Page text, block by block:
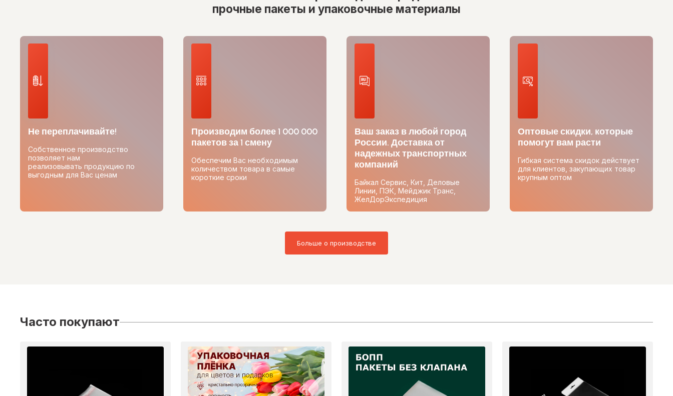
прочные пакеты и упаковочные материалы
Не переплачивайте!
Собственное производство
позволяет нам
реализовывать продукцию по
выгодным для Вас ценам
Производим более 1 000 000
пакетов за 1 смену
Обеспечим Вас необходимым
количеством товара в самые
короткие сроки
Ваш заказ в любой город
России. Доставка от
надежных транспортных
компаний
Байкал Сервис, Кит, Деловые
Линии, ПЭК, Мейджик Транс,
ЖелДорЭкспедиция
Оптовые скидки, которые
помогут вам расти
Гибкая система скидок действует
для клиентов, закупающих товар
крупным оптом
Больше о производстве
Часто покупают